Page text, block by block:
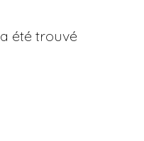
été trouvé